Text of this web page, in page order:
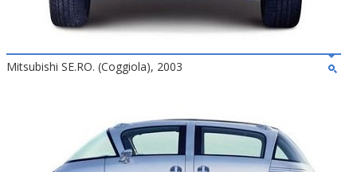
Mitsubishi SE.RO. (Coggiola), 2003